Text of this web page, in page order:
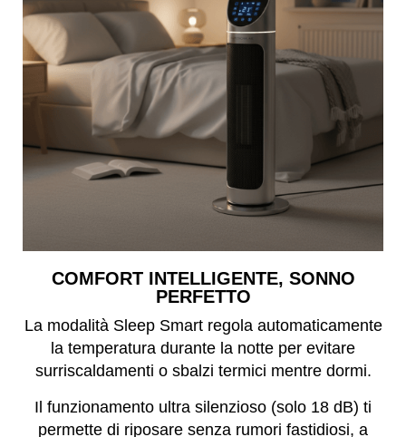
COMFORT INTELLIGENTE, SONNO
PERFETTO
La modalità Sleep Smart regola automaticamente
la temperatura durante la notte per evitare
surriscaldamenti o sbalzi termici mentre dormi.
Il funzionamento ultra silenzioso (solo 18 dB) ti
permette di riposare senza rumori fastidiosi, a